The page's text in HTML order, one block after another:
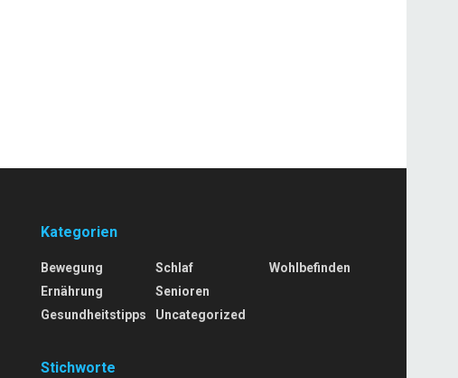
Kategorien
Bewegung
Ernährung
Gesundheitstipps
Schlaf
Senioren
Uncategorized
Wohlbefinden
Stichworte